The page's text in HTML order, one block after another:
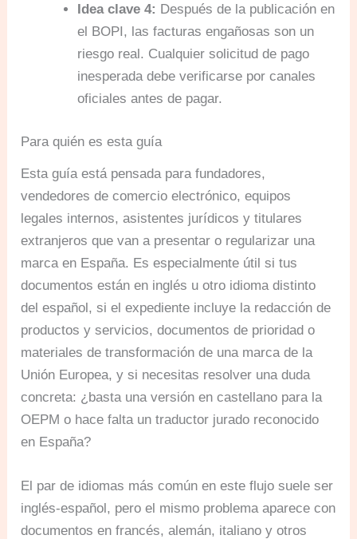
Idea clave 4: Después de la publicación en
el BOPI, las facturas engañosas son un
riesgo real. Cualquier solicitud de pago
inesperada debe verificarse por canales
oficiales antes de pagar.
Para quién es esta guía
Esta guía está pensada para fundadores,
vendedores de comercio electrónico, equipos
legales internos, asistentes jurídicos y titulares
extranjeros que van a presentar o regularizar una
marca en España. Es especialmente útil si tus
documentos están en inglés u otro idioma distinto
del español, si el expediente incluye la redacción de
productos y servicios, documentos de prioridad o
materiales de transformación de una marca de la
Unión Europea, y si necesitas resolver una duda
concreta: ¿basta una versión en castellano para la
OEPM o hace falta un traductor jurado reconocido
en España?
El par de idiomas más común en este flujo suele ser
inglés-español, pero el mismo problema aparece con
documentos en francés, alemán, italiano y otros